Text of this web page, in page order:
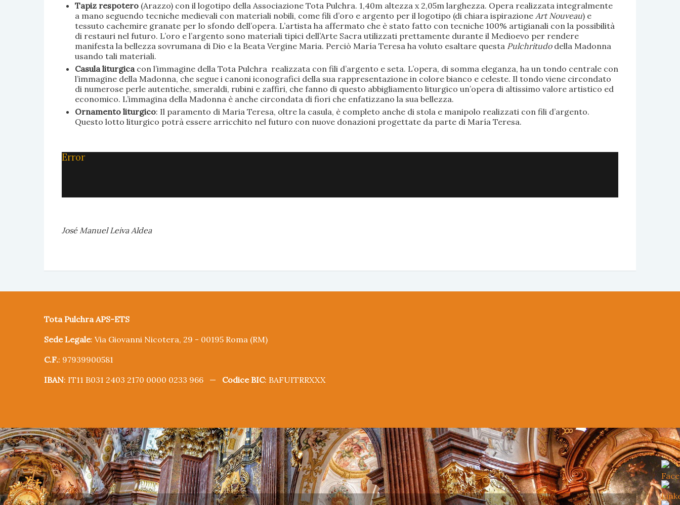
Tapiz respotero(Arazzo) con il logotipo della Associazione Tota Pulchra. 1,40m altezza x 2,05m larghezza. Opera realizzata integralmente
a mano seguendo tecniche medievali con materiali nobili, come fili d’oro e argento per il logotipo (di chiara ispirazione Art Nouveau) e
tessuto cachemire granate per lo sfondo dell’opera. L’artista ha affermato che è stato fatto con tecniche 100% artigianali con la possibilità
di restauri nel futuro. L’oro e l’argento sono materiali tipici dell’Arte Sacra utilizzati prettamente durante il Medioevo per rendere
manifesta la bellezza sovrumana di Dio e la Beata Vergine Maria. Perciò María Teresa ha voluto esaltare questa Pulchritudo della Madonna
usando tali materiali.
Casula liturgica con l’immagine della Tota Pulchra realizzata con fili d’argento e seta. L’opera, di somma eleganza, ha un tondo centrale con
l’immagine della Madonna, che segue i canoni iconografici della sua rappresentazione in colore bianco e celeste. Il tondo viene circondato
di numerose perle autentiche, smeraldi, rubini e zaffiri, che fanno di questo abbigliamento liturgico un’opera di altissimo valore artistico ed
economico. L’immagina della Madonna è anche circondata di fiori che enfatizzano la sua bellezza.
Ornamento liturgico: Il paramento di Maria Teresa, oltre la casula, è completo anche di stola e manipolo realizzati con fili d’argento.
Questo lotto liturgico potrà essere arricchito nel futuro con nuove donazioni progettate da parte di María Teresa.
Error
José Manuel Leiva Aldea
Tota Pulchra APS-ETS
Sede Legale: Via Giovanni Nicotera, 29 - 00195 Roma (RM)
C.F.: 97939900581
IBAN: IT11 B031 2403 2170 0000 0233 966 — Codice BIC: BAFUITRRXXX